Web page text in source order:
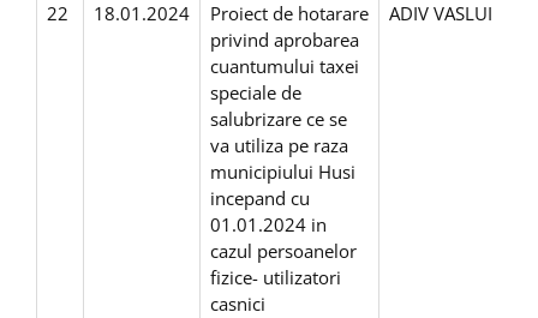
22 18.01.2024
Proiect de hotarare
privind aprobarea
cuantumului taxei
speciale de
salubrizare ce se
va utiliza pe raza
municipiului Husi
incepand cu
01.01.2024 in
cazul persoanelor
fizice- utilizatori
casnici
ADIV VASLUI